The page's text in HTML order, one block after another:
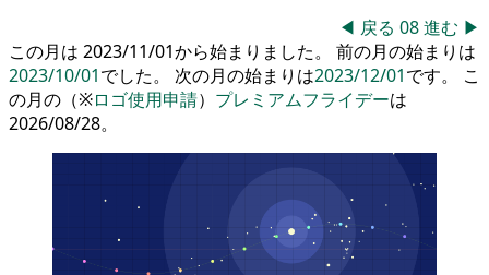
◀ 戻る 08進む ▶
この月は 2023/11/01から始まりました。 前の月の始まりは
2023/10/01でした。 次の月の始まりは2023/12/01です。 こ
の月の（※ロゴ使用申請） プレミアムフライデーは
2026/08/28。